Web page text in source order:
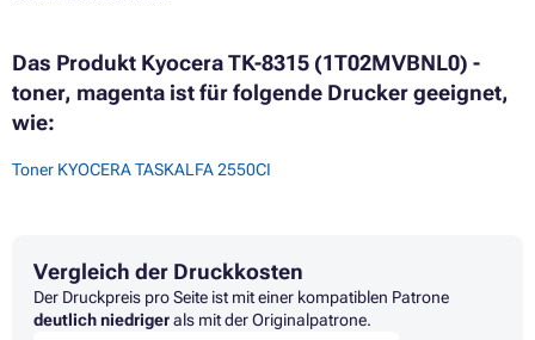
Das Produkt Kyocera TK-8315 (1T02MVBNL0) -
toner, magenta ist für folgende Drucker geeignet,
wie:
Toner KYOCERA TASKALFA 2550CI
Vergleich der Druckkosten
Der Druckpreis pro Seite ist mit einer kompatiblen Patrone
deutlich niedrigerals mit der Originalpatrone.